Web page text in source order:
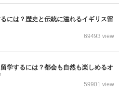
には？歴史と伝統に溢れるイギリス留
69493 view
学するには？都会も自然も楽しめるオ
59901 view